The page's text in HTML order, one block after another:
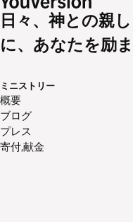
日々、神との親
に、あなたを励
ミニストリー
概要
ブログ
プレス
寄付,献金